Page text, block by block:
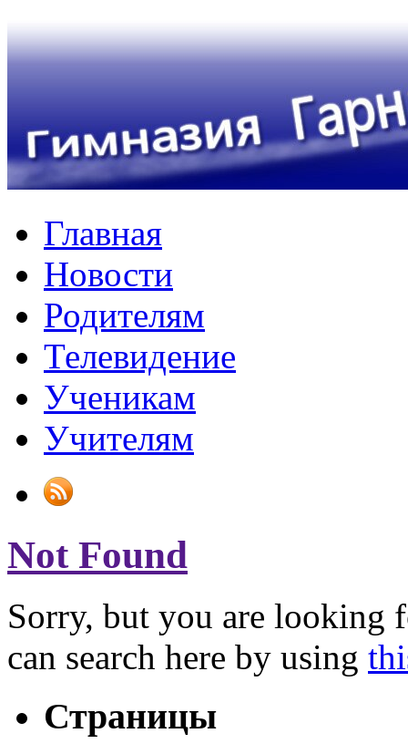
Главная
Новости
Родителям
Телевидение
Ученикам
Учителям
Not Found
Sorry, but you are looking
can search here by using
Страницы